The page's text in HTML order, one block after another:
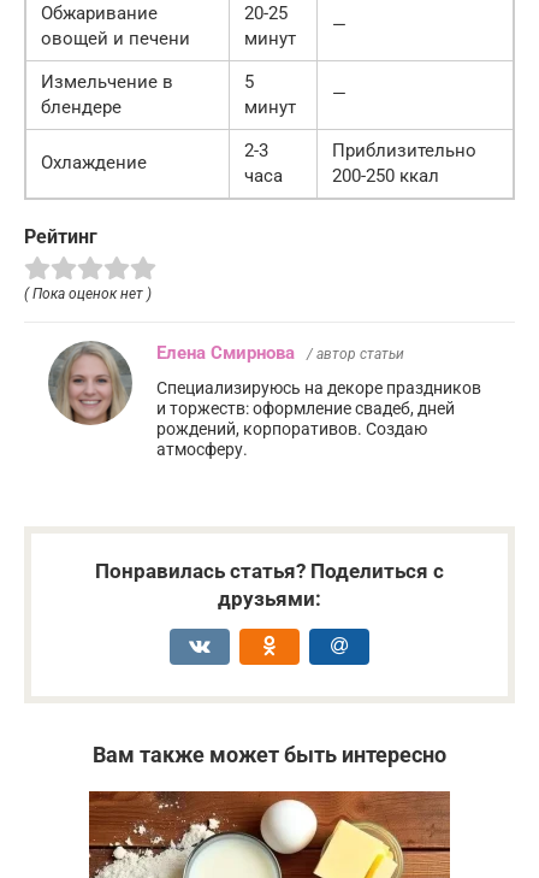
Обжаривание
овощей и печени
20-25
минут
—
Измельчение в
блендере
5
минут
—
Охлаждение
2-3
часа
Приблизительно
200-250 ккал
Рейтинг
( Пока оценок нет )
Елена Смирнова / автор статьи
Специализируюсь на декоре праздников
и торжеств: оформление свадеб, дней
рождений, корпоративов. Создаю
атмосферу.
Понравилась статья? Поделиться с
друзьями:
Вам также может быть интересно